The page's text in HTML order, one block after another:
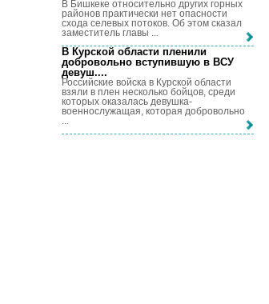
В Бишкеке относительно других горных
районов практически нет опасности
схода селевых потоков. Об этом сказал
заместитель главы ...
В Курской области пленили
добровольно вступившую в ВСУ
девуш....
Российские войска в Курской области
взяли в плен несколько бойцов, среди
которых оказалась девушка-
военнослужащая, которая добровольно
...